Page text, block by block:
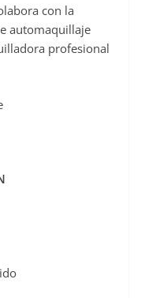
con la
automaquillaje
profesional